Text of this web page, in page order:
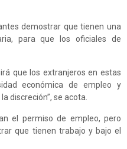
demostrar que tienen una
para que los oficiales de
que los extranjeros en estas
económica de empleo y
discreción”, se acota.
el permiso de empleo, pero
que tienen trabajo y bajo el